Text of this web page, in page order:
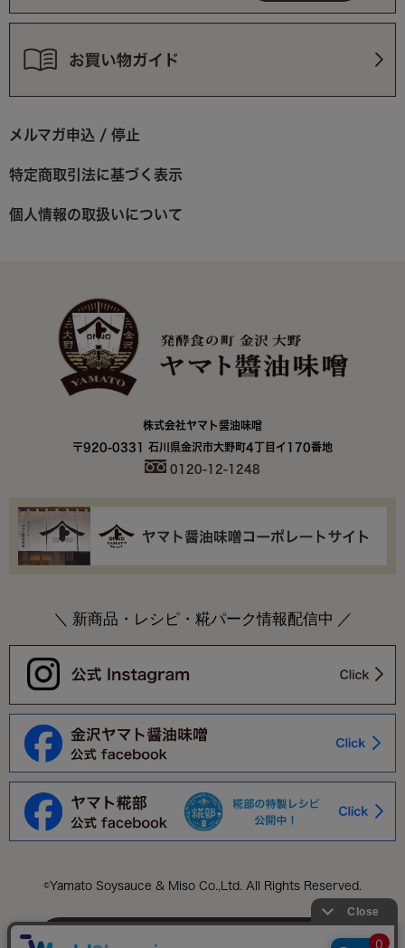
メルマガ申込 / 停止
特定商取引法に基づく表示
個人情報の取扱いについて
株式会社ヤマト醤油味噌
〒920-0331 石川県金沢市大野町4丁目イ170番地
0120-12-1248
＼ 新商品・レシピ・糀パーク情報配信中 ／
©Yamato Soysauce & Miso Co.,Ltd. All Rights Reserved.